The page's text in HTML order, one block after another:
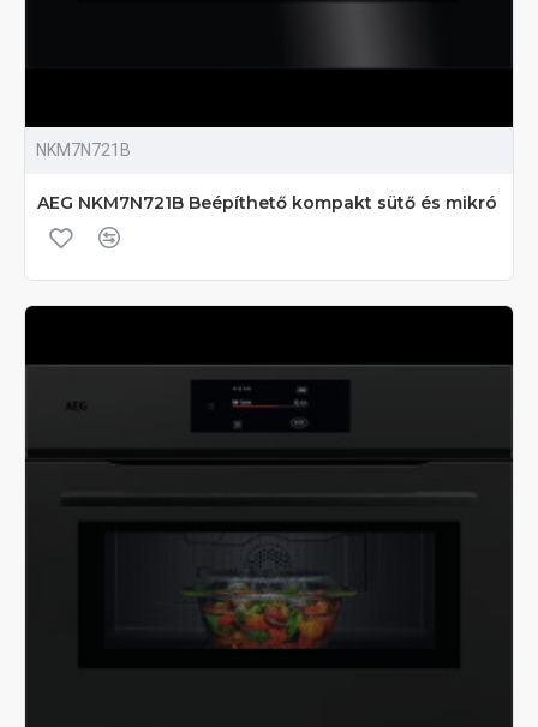
NKM7N721B
AEG NKM7N721B Beépíthető kompakt sütő és mikró